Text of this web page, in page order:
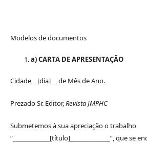
Modelos de documentos
a) CARTA DE APRESENTAÇÃO
Cidade, _[dia]__ de Mês de Ano.
Prezado Sr. Editor,Revista JMPHC
Submetemos à sua apreciação o trabalho
“____________[título]_____________”, que se